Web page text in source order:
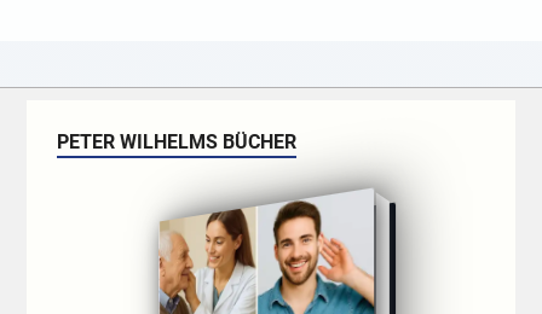
PETER WILHELMS BÜCHER